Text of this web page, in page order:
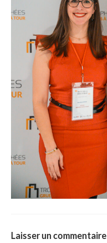
Laisser un commentaire